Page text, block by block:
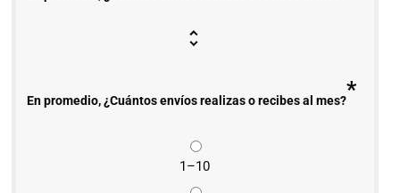
En promedio, ¿Cuántos envíos realizas o recibes al mes?*
1–10